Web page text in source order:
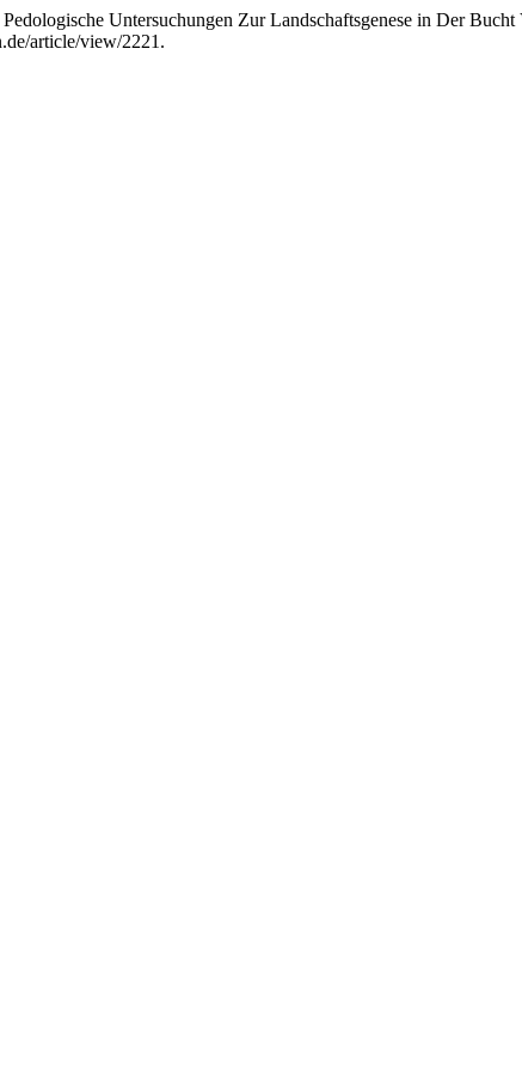
Untersuchungen Zur Landschaftsgenese in Der Bucht
article/view/2221.